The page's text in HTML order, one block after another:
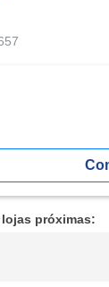
próximas: